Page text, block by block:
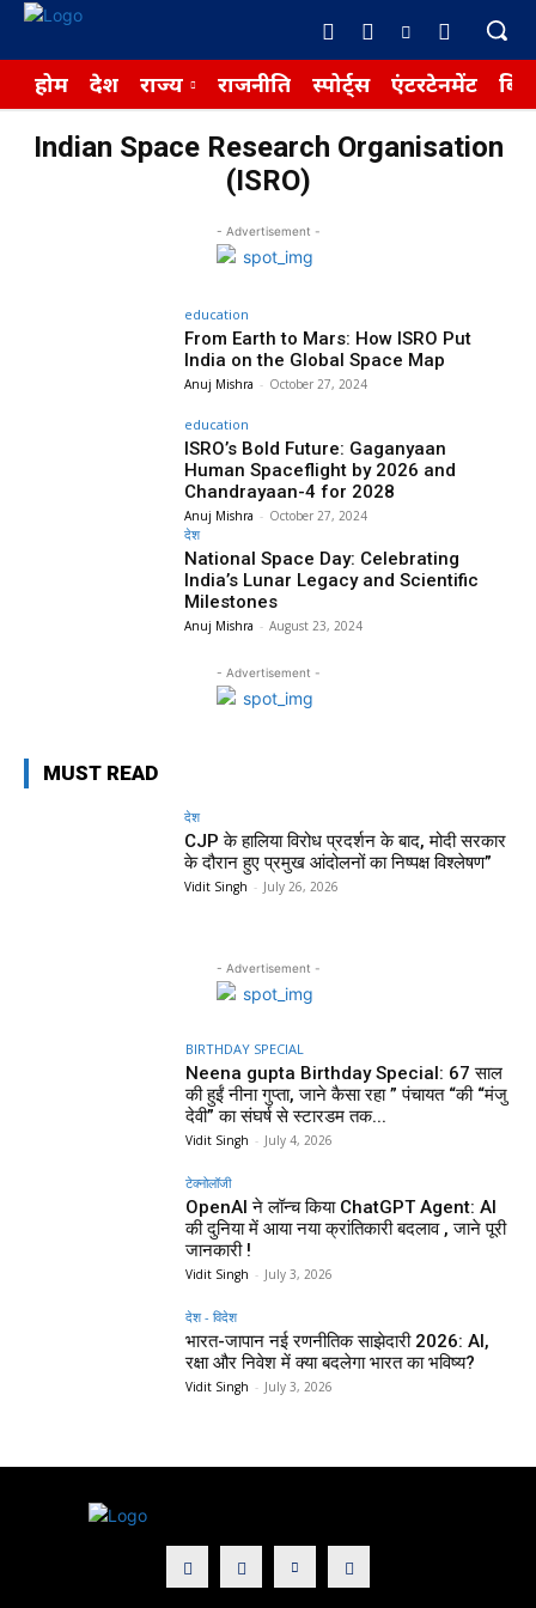
होम देश राज्य राजनीति स्पोर्ट्स एंटरटेनमेंट
Indian Space Research Organisation
(ISRO)
- Advertisement -
education
From Earth to Mars: How ISRO Put
India on the Global Space Map
Anuj Mishra - October 27, 2024
education
ISRO’s Bold Future: Gaganyaan
Human Spaceflight by 2026 and
Chandrayaan-4 for 2028
Anuj Mishra - October 27, 2024
देश
National Space Day: Celebrating
India’s Lunar Legacy and Scientific
Milestones
Anuj Mishra - August 23, 2024
- Advertisement -
MUST READ
देश
CJP के हालिया विरोध प्रदर्शन के बाद, मोदी सरकार
के दौरान हुए प्रमुख आंदोलनों का निष्पक्ष विश्लेषण”
Vidit Singh - July 26, 2026
- Advertisement -
BIRTHDAY SPECIAL
Neena gupta Birthday Special: 67 साल
की हुईं नीना गुप्ता, जाने कैसा रहा ” पंचायत “की “मंजु
देवी” का संघर्ष से स्टारडम तक...
Vidit Singh - July 4, 2026
टेक्नोलॉजी
OpenAI ने लॉन्च किया ChatGPT Agent: AI
की दुनिया में आया नया क्रांतिकारी बदलाव , जाने पूरी
जानकारी !
Vidit Singh - July 3, 2026
देश - विदेश
भारत-जापान नई रणनीतिक साझेदारी 2026: AI,
रक्षा और निवेश में क्या बदलेगा भारत का भविष्य?
Vidit Singh - July 3, 2026